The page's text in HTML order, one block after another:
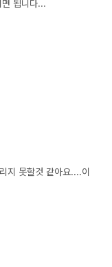
됩니다...
지 못할것 같아요....이